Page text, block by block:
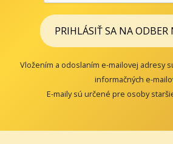
PRIHLÁSIŤ SA NA
Vložením a odoslaním e-mailovej adresy
informačných e-
E-maily sú určené pre osoby